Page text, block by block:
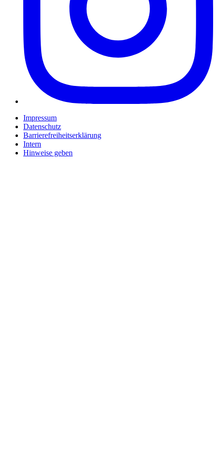
Impressum
Datenschutz
Barrierefreiheitserklärung
Intern
Hinweise geben